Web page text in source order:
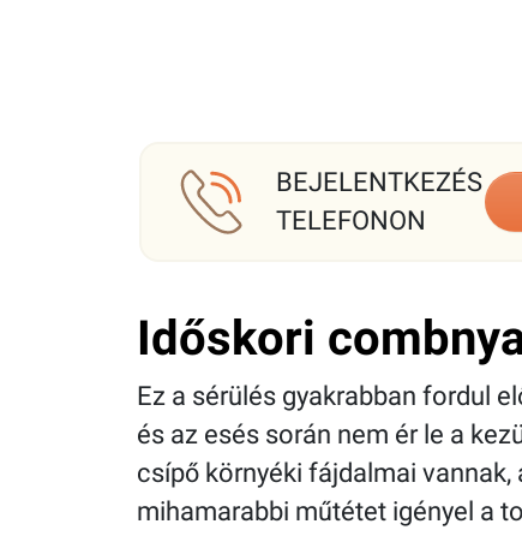
BEJELENTKEZÉS
TELEFONON
Időskori
Ez a sérülés gyakrabban fordul
és az esés során nem ér le a
csípő környéki fájdalmai
mihamarabbi műtétet igényel a